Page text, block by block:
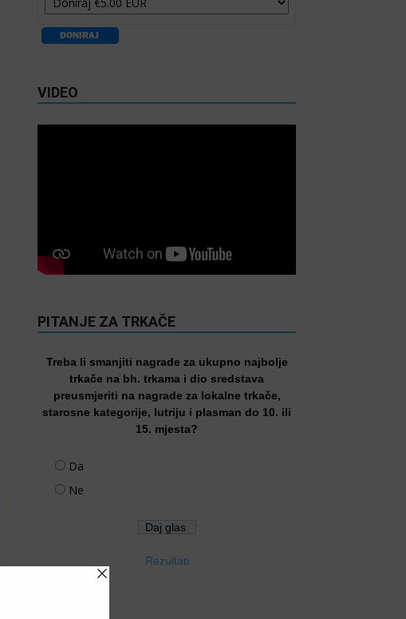
VIDEO
PITANJE ZA TRKAČE
Treba li smanjiti nagrade za ukupno najbolje
trkače na bh. trkama i dio sredstava
preusmjeriti na nagrade za lokalne trkače,
starosne kategorije, lutriju i plasman do 10. ili
15. mjesta?
Da
Ne
Rezultati